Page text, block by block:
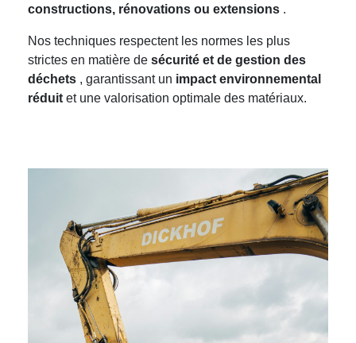
constructions, rénovations ou extensions .
Nos techniques respectent les normes les plus
strictes en matière de sécurité et de gestion des
déchets , garantissant un impact environnemental
réduit et une valorisation optimale des matériaux.